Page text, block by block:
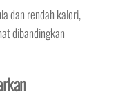
dan rendah kalori,
dibandingkan